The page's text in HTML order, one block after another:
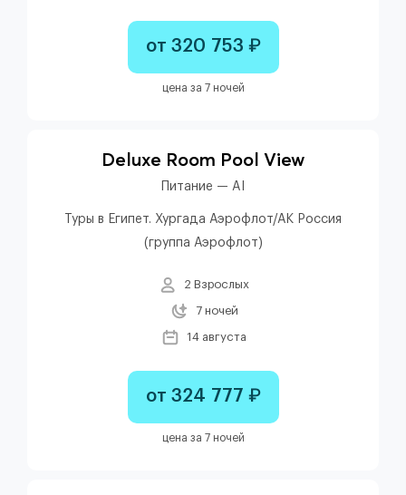
от 320 753 ₽
цена за 7 ночей
Deluxe Room Pool View
Питание — AI
Туры в Египет. Хургада Аэрофлот/АК Россия
(группа Аэрофлот)
2 Взрослых
7 ночей
14 августа
от 324 777 ₽
цена за 7 ночей